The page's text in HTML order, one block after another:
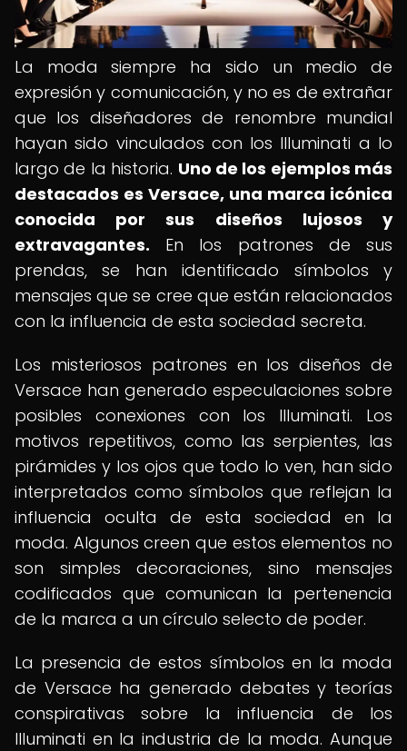
La moda siempre ha sido un medio de
expresión y comunicación, y no es de extrañar
que los diseñadores de renombre mundial
hayan sido vinculados con los Illuminati a lo
largo de la historia. Uno de los ejemplos más
destacados es Versace, una marca icónica
conocida por sus diseños lujosos y
extravagantes. En los patrones de sus
prendas, se han identificado símbolos y
mensajes que se cree que están relacionados
con la influencia de esta sociedad secreta.
Los misteriosos patrones en los diseños de
Versace han generado especulaciones sobre
posibles conexiones con los Illuminati. Los
motivos repetitivos, como las serpientes, las
pirámides y los ojos que todo lo ven, han sido
interpretados como símbolos que reflejan la
influencia oculta de esta sociedad en la
moda. Algunos creen que estos elementos no
son simples decoraciones, sino mensajes
codificados que comunican la pertenencia
de la marca a un círculo selecto de poder.
La presencia de estos símbolos en la moda
de Versace ha generado debates y teorías
conspirativas sobre la influencia de los
Illuminati en la industria de la moda. Aunque